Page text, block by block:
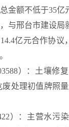
金额不低于35亿
与邢台市建设局
亿元合作协议
）：土壤修
处理初值牌照
）：主营水污